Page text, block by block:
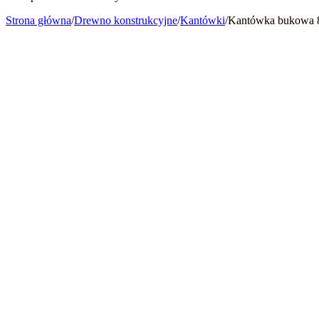
Strona główna/Drewno konstrukcyjne/Kantówki/Kantówka bukowa